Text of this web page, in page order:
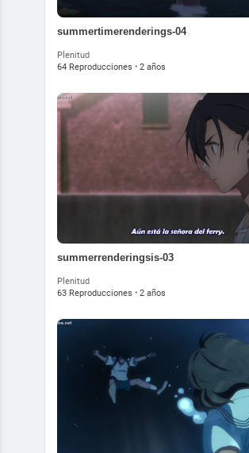
summertimerenderings-04
Plenitud
64 Reproducciones · 2 años
summerrenderingsis-03
Plenitud
63 Reproducciones · 2 años